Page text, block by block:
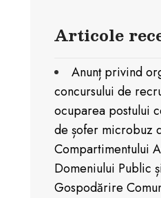
Articole
Anunț privind
concursului de
ocuparea postului
de șofer microbuz
Compartimentului
Domeniului Public
Gospodărire